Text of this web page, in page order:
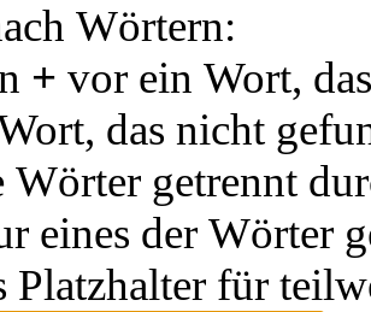
Wörtern:
+ vor ein Wort,
das nicht
Wörter getrennt
eines der Wörter
Platzhalter für